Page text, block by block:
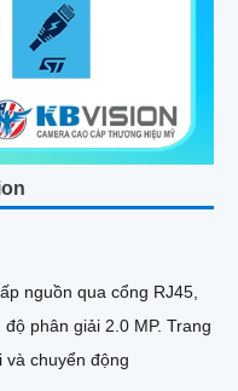
nguồn qua cổng RJ45,
giải 2.0 MP. Trang
và chuyển động